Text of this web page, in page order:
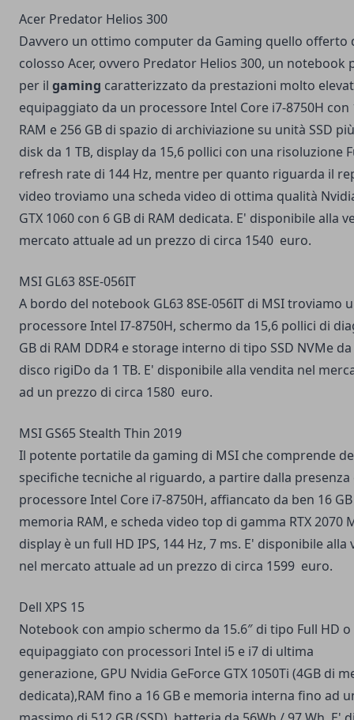
Acer Predator Helios 300
Davvero un ottimo computer da Gaming quello offerto
colosso Acer, ovvero Predator Helios 300, un notebook
per il gaming caratterizzato da prestazioni molto
equipaggiato da un processore Intel Core i7-8750H con
RAM e 256 GB di spazio di archiviazione su unità SSD
disk da 1 TB, display da 15,6 pollici con una risoluzione
refresh rate di 144 Hz, mentre per quanto riguarda il
video troviamo una scheda video di ottima qualità
GTX 1060 con 6 GB di RAM dedicata. E' disponibile alla
mercato attuale ad un prezzo di circa 1540 euro.
MSI GL63 8SE-056IT
A bordo del notebook GL63 8SE-056IT di MSI troviamo
processore Intel I7-8750H, schermo da 15,6 pollici di
GB di RAM DDR4 e storage interno di tipo SSD NVMe da
disco rigiDo da 1 TB. E' disponibile alla vendita nel
ad un prezzo di circa 1580 euro.
MSI GS65 Stealth Thin 2019
Il potente portatile da gaming di MSI che comprende
specifiche tecniche al riguardo, a partire dalla presenza
processore Intel Core i7-8750H, affiancato da ben 16
memoria RAM, e scheda video top di gamma RTX 2070
display è un full HD IPS, 144 Hz, 7 ms. E' disponibile alla
nel mercato attuale ad un prezzo di circa 1599 euro.
Dell XPS 15
Notebook con ampio schermo da 15.6″ di tipo Full HD o
equipaggiato con processori Intel i5 e i7 di ultima
generazione, GPU Nvidia GeForce GTX 1050Ti (4GB di
dedicata),RAM fino a 16 GB e memoria interna fino ad